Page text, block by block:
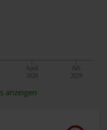
April
2026
Juli
2026
anzeigen